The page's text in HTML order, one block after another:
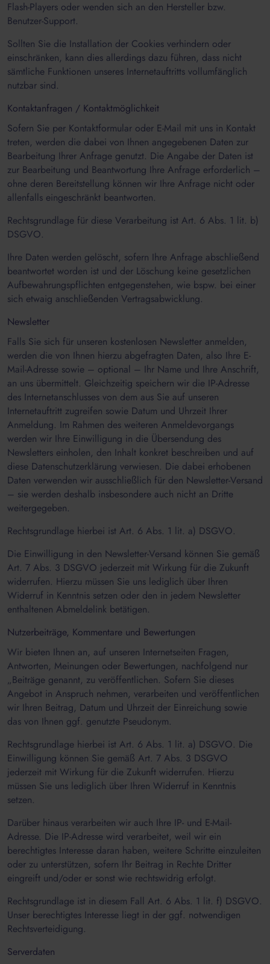
Flash-Players oder wenden sich an den Hersteller bzw.
Benutzer-Support.
Sollten Sie die Installation der Cookies verhindern oder
einschränken, kann dies allerdings dazu führen, dass nicht
sämtliche Funktionen unseres Internetauftritts vollumfänglich
nutzbar sind.
Kontaktanfragen / Kontaktmöglichkeit
Sofern Sie per Kontaktformular oder E-Mail mit uns in Kontakt
treten, werden die dabei von Ihnen angegebenen Daten zur
Bearbeitung Ihrer Anfrage genutzt. Die Angabe der Daten ist
zur Bearbeitung und Beantwortung Ihre Anfrage erforderlich –
ohne deren Bereitstellung können wir Ihre Anfrage nicht oder
allenfalls eingeschränkt beantworten.
Rechtsgrundlage für diese Verarbeitung ist Art. 6 Abs. 1 lit. b)
DSGVO.
Ihre Daten werden gelöscht, sofern Ihre Anfrage abschließend
beantwortet worden ist und der Löschung keine gesetzlichen
Aufbewahrungspflichten entgegenstehen, wie bspw. bei einer
sich etwaig anschließenden Vertragsabwicklung.
Newsletter
Falls Sie sich für unseren kostenlosen Newsletter anmelden,
werden die von Ihnen hierzu abgefragten Daten, also Ihre E-
Mail-Adresse sowie – optional – Ihr Name und Ihre Anschrift,
an uns übermittelt. Gleichzeitig speichern wir die IP-Adresse
des Internetanschlusses von dem aus Sie auf unseren
Internetauftritt zugreifen sowie Datum und Uhrzeit Ihrer
Anmeldung. Im Rahmen des weiteren Anmeldevorgangs
werden wir Ihre Einwilligung in die Übersendung des
Newsletters einholen, den Inhalt konkret beschreiben und auf
diese Datenschutzerklärung verwiesen. Die dabei erhobenen
Daten verwenden wir ausschließlich für den Newsletter-Versand
– sie werden deshalb insbesondere auch nicht an Dritte
weitergegeben.
Rechtsgrundlage hierbei ist Art. 6 Abs. 1 lit. a) DSGVO.
Die Einwilligung in den Newsletter-Versand können Sie gemäß
Art. 7 Abs. 3 DSGVO jederzeit mit Wirkung für die Zukunft
widerrufen. Hierzu müssen Sie uns lediglich über Ihren
Widerruf in Kenntnis setzen oder den in jedem Newsletter
enthaltenen Abmeldelink betätigen.
Nutzerbeiträge, Kommentare und Bewertungen
Wir bieten Ihnen an, auf unseren Internetseiten Fragen,
Antworten, Meinungen oder Bewertungen, nachfolgend nur
„Beiträge genannt, zu veröffentlichen. Sofern Sie dieses
Angebot in Anspruch nehmen, verarbeiten und veröffentlichen
wir Ihren Beitrag, Datum und Uhrzeit der Einreichung sowie
das von Ihnen ggf. genutzte Pseudonym.
Rechtsgrundlage hierbei ist Art. 6 Abs. 1 lit. a) DSGVO. Die
Einwilligung können Sie gemäß Art. 7 Abs. 3 DSGVO
jederzeit mit Wirkung für die Zukunft widerrufen. Hierzu
müssen Sie uns lediglich über Ihren Widerruf in Kenntnis
setzen.
Darüber hinaus verarbeiten wir auch Ihre IP- und E-Mail-
Adresse. Die IP-Adresse wird verarbeitet, weil wir ein
berechtigtes Interesse daran haben, weitere Schritte einzuleiten
oder zu unterstützen, sofern Ihr Beitrag in Rechte Dritter
eingreift und/oder er sonst wie rechtswidrig erfolgt.
Rechtsgrundlage ist in diesem Fall Art. 6 Abs. 1 lit. f) DSGVO.
Unser berechtigtes Interesse liegt in der ggf. notwendigen
Rechtsverteidigung.
Serverdaten